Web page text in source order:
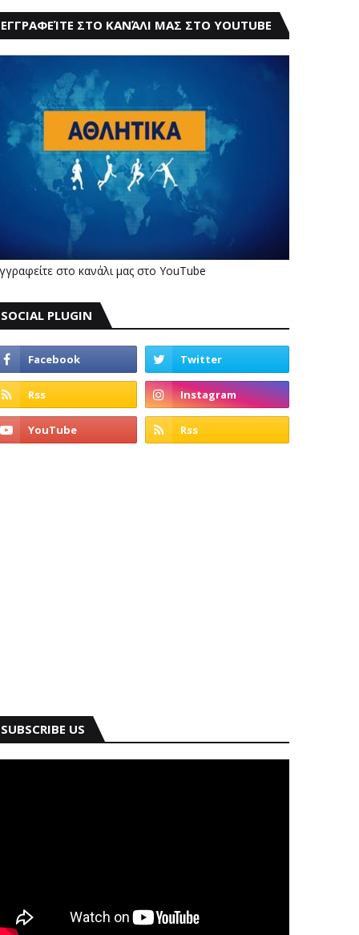
ΕΓΓΡΑΦΕΊΤΕ ΣΤΟ ΚΑΝΆΛΙ ΜΑΣ ΣΤΟ YOUTUBE
στο κανάλι μας στο YouTube
SOCIAL PLUGIN
SUBSCRIBE US